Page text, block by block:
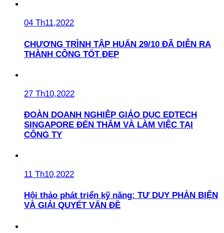
04 Th11,2022
CHƯƠNG TRÌNH TẬP HUẤN 29/10 ĐÃ DIỄN RA
THÀNH CÔNG TỐT ĐẸP
27 Th10,2022
ĐOÀN DOANH NGHIỆP GIÁO DỤC EDTECH
SINGAPORE ĐẾN THĂM VÀ LÀM VIỆC TẠI
CÔNG TY
11 Th10,2022
Hội thảo phát triển kỹ năng: TƯ DUY PHẢN BIỆN
VÀ GIẢI QUYẾT VẤN ĐỀ